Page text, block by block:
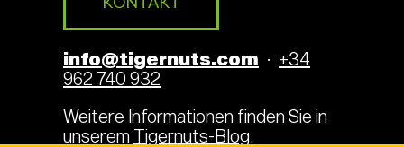
info@tigernuts.com · +34
962 740 932
Weitere Informationen finden Sie in
unserem Tigernuts-Blog.